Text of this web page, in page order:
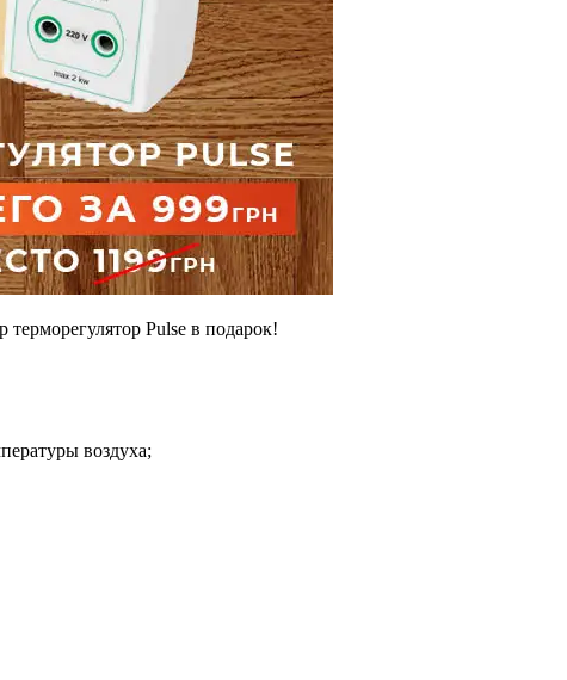
Pulse в подарок!
воздуха;